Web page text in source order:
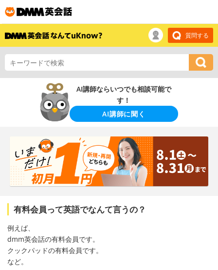
質問する
AI講師ならいつでも相談可能で
す！
AI講師に聞く
有料会員って英語でなんて言うの？
例えば、
dmm英会話の有料会員です。
クックパッドの有料会員です。
など。